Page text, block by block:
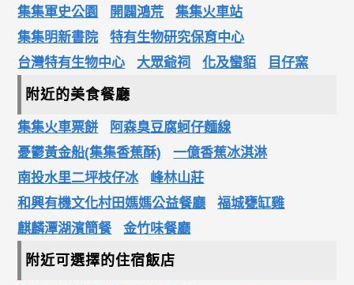
集集軍史公園 開闢鴻荒
集集火車站
集集明新書院
特有生物研究保育中心
台灣特有生物中心
大眾爺祠 化及蠻貊 目仔窯
附近的美食餐廳
集集火車票餅
阿森臭豆腐蚵仔麵線
憂鬱黃金船(集集香蕉酥)
一億香蕉冰淇淋
南投水里二坪枝仔冰
峰林山莊
和興有機文化村田媽媽公益餐廳
福城甕缸雞
麒麟潭湖濱簡餐
金竹味餐廳
附近可選擇的住宿飯店